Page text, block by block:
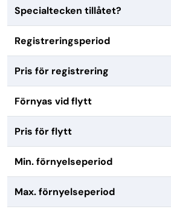
Specialtecken tillåtet?
Registreringsperiod
Pris för registrering
Förnyas vid flytt
Pris för flytt
Min. förnyelseperiod
Max. förnyelseperiod